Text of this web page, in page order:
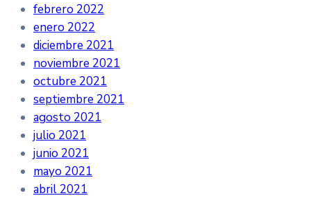
febrero 2022
enero 2022
diciembre 2021
noviembre 2021
octubre 2021
septiembre 2021
agosto 2021
julio 2021
junio 2021
mayo 2021
abril 2021